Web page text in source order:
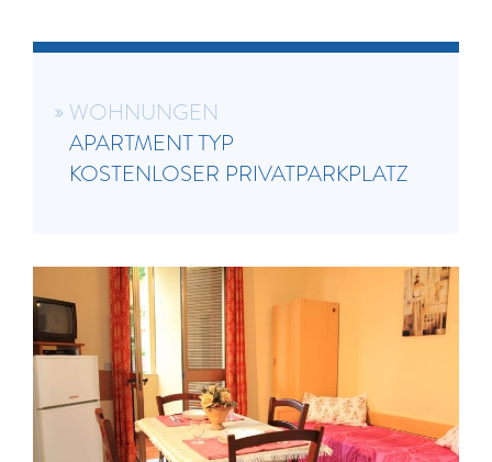
WOHNUNGEN
APARTMENT TYP
KOSTENLOSER PRIVATPARKPLATZ